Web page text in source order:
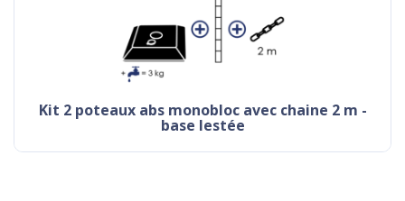
kit 2 poteaux abs monobloc avec chaine 2 m -
base lestée